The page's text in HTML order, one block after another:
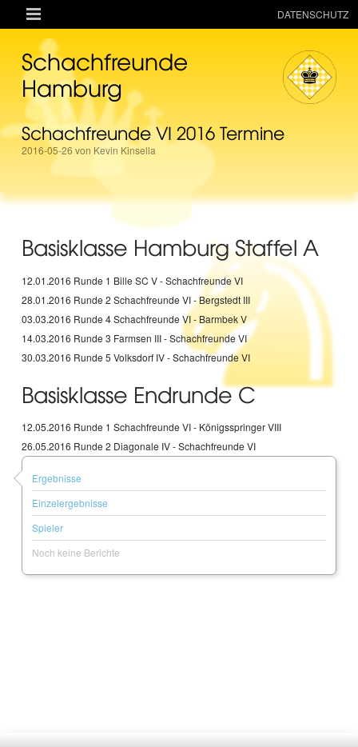

AKTUELLES
RESSOURCEN
VEREIN
MANNSCHAFTEN
TURNIERE
MAGAZIN
Schachfreunde
Hamburg
Schachfreunde VI 2016 Termine
2016-05-26 von Kevin Kinsella
Basisklasse Hamburg Staffel A
12.01.2016 Runde 1 Bille SC V - Schachfreunde VI
28.01.2016 Runde 2 Schachfreunde VI - Bergstedt III
03.03.2016 Runde 4 Schachfreunde VI - Barmbek V
14.03.2016 Runde 3 Farmsen III - Schachfreunde VI
30.03.2016 Runde 5 Volksdorf IV - Schachfreunde VI
Basisklasse Endrunde C
12.05.2016 Runde 1 Schachfreunde VI - Königsspringer VIII
26.05.2016 Runde 2 Diagonale IV - Schachfreunde VI
Ergebnisse
Einzelergebnisse
Spieler
Noch keine Berichte
DATENSCHUTZ